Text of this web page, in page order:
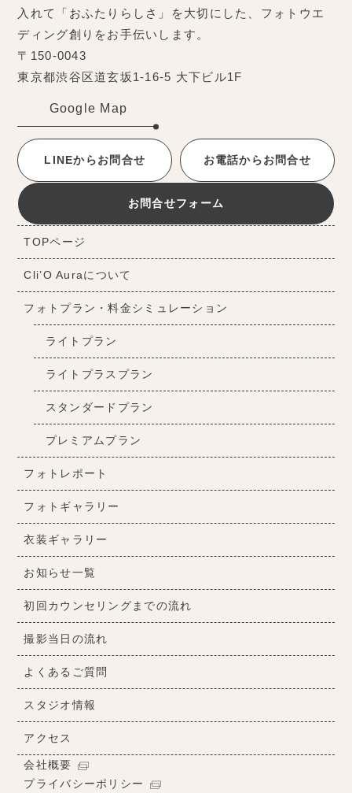
入れて「おふたりらしさ」を大切にした、フォトウエ
ディング創りをお手伝いします。
〒150-0043
東京都渋谷区道玄坂1-16-5 大下ビル1F
Google Map
LINEからお問合せ お電話からお問合せ
お問合せフォーム
TOPページ
Cli’O Auraについて
フォトプラン・料金シミュレーション
ライトプラン
ライトプラスプラン
スタンダードプラン
プレミアムプラン
フォトレポート
フォトギャラリー
衣装ギャラリー
お知らせ一覧
初回カウンセリングまでの流れ
撮影当日の流れ
よくあるご質問
スタジオ情報
アクセス
会社概要
プライバシーポリシー